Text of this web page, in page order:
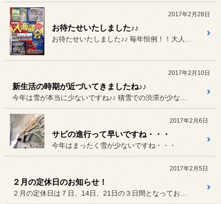
2017年2月28日
お待たせいたしました♪♪
2017年2月10日
新生活の時期が近づいてきましたね♪♪
今年は雪が本当に少ないですね♪♪ 積雪での渋滞が少なくてとっても楽...
2017年2月6日
サビの進行って早いですね・・・
今年はまったく雪が少ないですね・・・
2017年2月5日
２月の定休日のお知らせ！
２月の定休日は７日、14日、21日の３日間となっております。お間違...